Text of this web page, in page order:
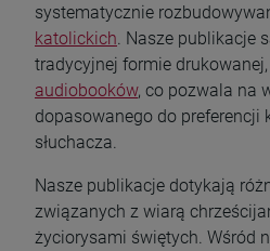
systematycznie
katolickich . Nasze publikacje
tradycyjnej formie
audiobooków, co pozwala na
dopasowanego do preferencji
słuchacza.
Nasze publikacje dotykają
związanych z wiarą
życiorysami świętych. Wśród